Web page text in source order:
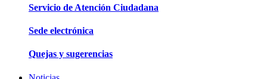
Servicio de Atención Ciudadana
Sede electrónica
Quejas y sugerencias